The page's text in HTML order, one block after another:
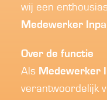
wij een
Medewerker
Over de functie
Als Medewerker
verantwoordelijk